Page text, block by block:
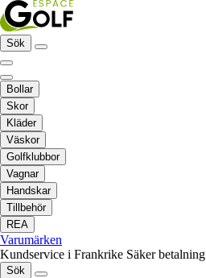
Sök
Bollar
Skor
Kläder
Väskor
Golfklubbor
Vagnar
Handskar
Tillbehör
REA
Varumärken
Kundservice i Frankrike Säker betalning
Sök